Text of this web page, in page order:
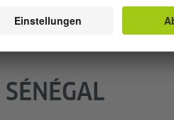
SÉNÉGAL